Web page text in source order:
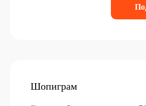
Шопиграм